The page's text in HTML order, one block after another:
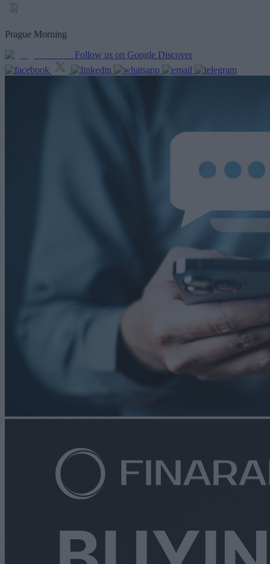
Prague Morning
Follow us on Google Discover